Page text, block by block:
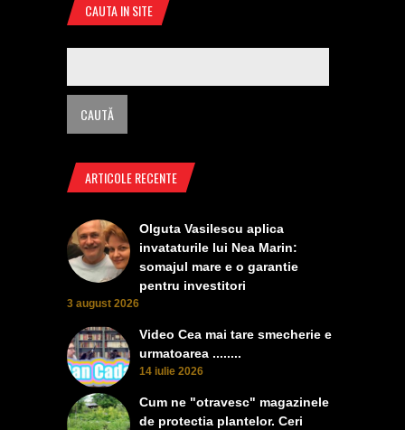
CAUTA IN SITE
ARTICOLE RECENTE
Olguta Vasilescu aplica
invataturile lui Nea Marin:
somajul mare e o garantie
pentru investitori
3 august 2026
Video Cea mai tare smecherie e
urmatoarea ........
14 iulie 2026
Cum ne "otravesc" magazinele
de protectia plantelor. Ceri